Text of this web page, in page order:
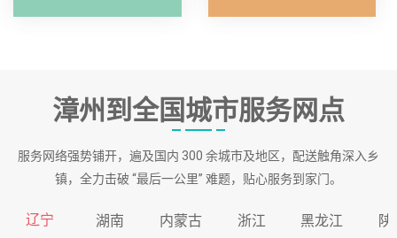
漳州到全国城市服务网点
服务网络强势铺开，遍及国内 300 余城市及地区，配送触角深入乡
镇，全力击破 “最后一公里” 难题，贴心服务到家门。
辽宁 湖南 内蒙古 浙江 黑龙江 陕